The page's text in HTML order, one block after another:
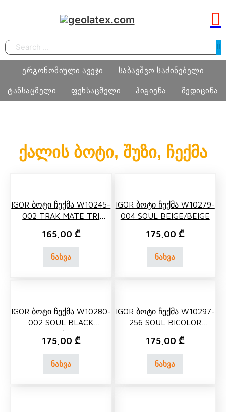
Search
ერგონომიული ავეჯი
ერგონომიული სავარძლები
ოფისი
საბავშვო საძინებელი
მატრასი, თეთრეული
განათება, ხალიჩა
ტანსაცმელი
გოგო
ნატურალური შალის პროდუქცია
ფეხსაცმელი ჰიგიენა
მასაჟის გელი
მედიცინა
ქალის ბოტი, შუზი, ჩექმა
IGOR Ბოტი Ჩექმა W10245-
002 TRAK MATE TRI
NEGRO/BLACK
165,00 ₾
ნახვა
IGOR Ბოტი Ჩექმა W10279-
004 SOUL BEIGE/BEIGE
175,00 ₾
ნახვა
IGOR Ბოტი Ჩექმა W10280-
002 SOUL BLACK
NEGRO/BLACK
175,00 ₾
ნახვა
IGOR Ბოტი Ჩექმა W10297-
256 SOUL BICOLOR
175,00 ₾
ნახვა